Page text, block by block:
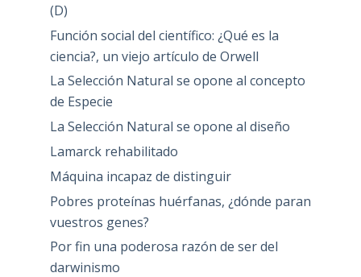
(D)
Función social del científico: ¿Qué es la
ciencia?, un viejo artículo de Orwell
La Selección Natural se opone al concepto
de Especie
La Selección Natural se opone al diseño
Lamarck rehabilitado
Máquina incapaz de distinguir
Pobres proteínas huérfanas, ¿dónde paran
vuestros genes?
Por fin una poderosa razón de ser del
darwinismo